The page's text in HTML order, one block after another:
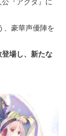
『アクタ』に
、豪華声優陣を
登場し、新たな